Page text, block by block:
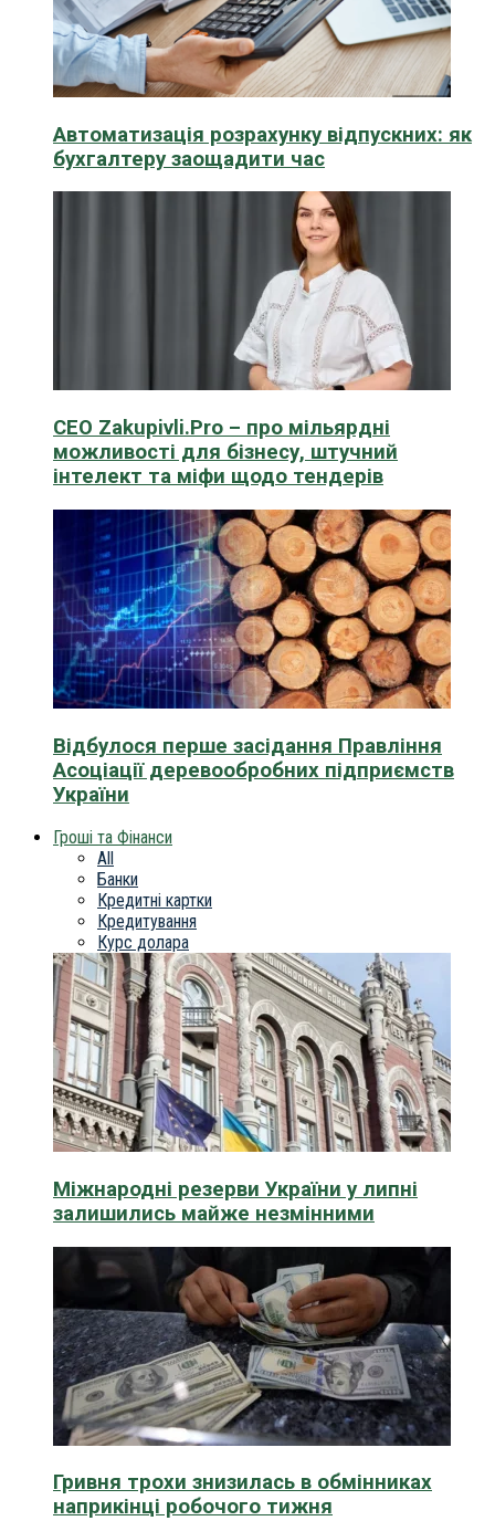
Автоматизація розрахунку відпускних: як
бухгалтеру заощадити час
CEO Zakupivli.Pro – про мільярдні
можливості для бізнесу, штучний
інтелект та міфи щодо тендерів
Відбулося перше засідання Правління
Асоціації деревообробних підприємств
України
Гроші та Фінанси
All
Банки
Кредитні картки
Кредитування
Курс долара
Міжнародні резерви України у липні
залишились майже незмінними
Гривня трохи знизилась в обмінниках
наприкінці робочого тижня